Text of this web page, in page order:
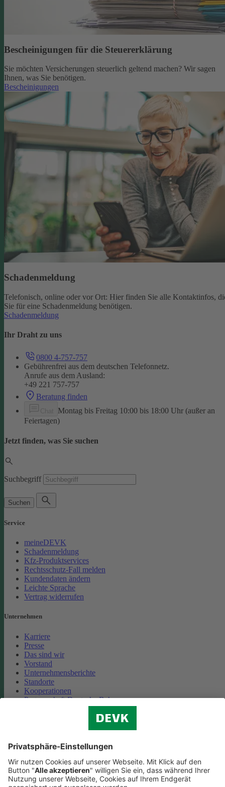
Bescheinigungen für die Steuererklärung
Sie möchten Versicherungen steuerlich geltend machen? Wir sagen
Ihnen, was Sie benötigen.
Bescheinigungen
Schadenmeldung
Telefonisch, online oder vor Ort: Hier finden Sie alle Kontaktinfos,
Sie für eine Schadenmeldung benötigen.
Schadenmeldung
Ihr Draht zu uns
0800 4-757-757
Gebührenfrei aus dem deutschen Telefonnetz.
Anrufe aus dem Ausland:
+49 221 757-757
Beratung finden
Montag bis Freitag 10:00 bis 18:00 Uhr (außer an
Feiertagen)
Jetzt finden, was Sie suchen
Suchbegriff
Suchen
Service
meineDEVK
Schadenmeldung
Kfz-Produktservices
Rechtsschutz-Fall melden
Kundendaten ändern
Leichte Sprache
Vertrag widerrufen
Unternehmen
Karriere
Presse
Das sind wir
Vorstand
Unternehmensberichte
Standorte
Kooperationen
Partnerschaft Deutsche Bahn
Cookie-Einstellungen